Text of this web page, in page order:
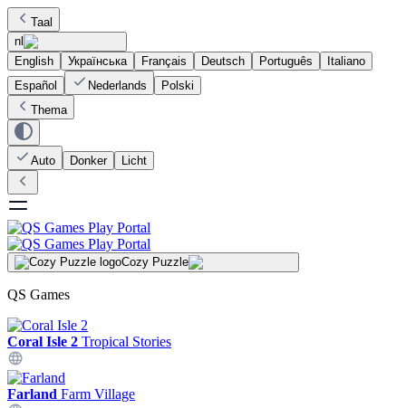
Taal
nl
English
Українська Français Deutsch Português
Italiano
Español
Nederlands
Polski
Thema
Auto Donker Licht
Cozy Puzzle
QS Games
Coral Isle 2 Tropical Stories
Farland Farm Village